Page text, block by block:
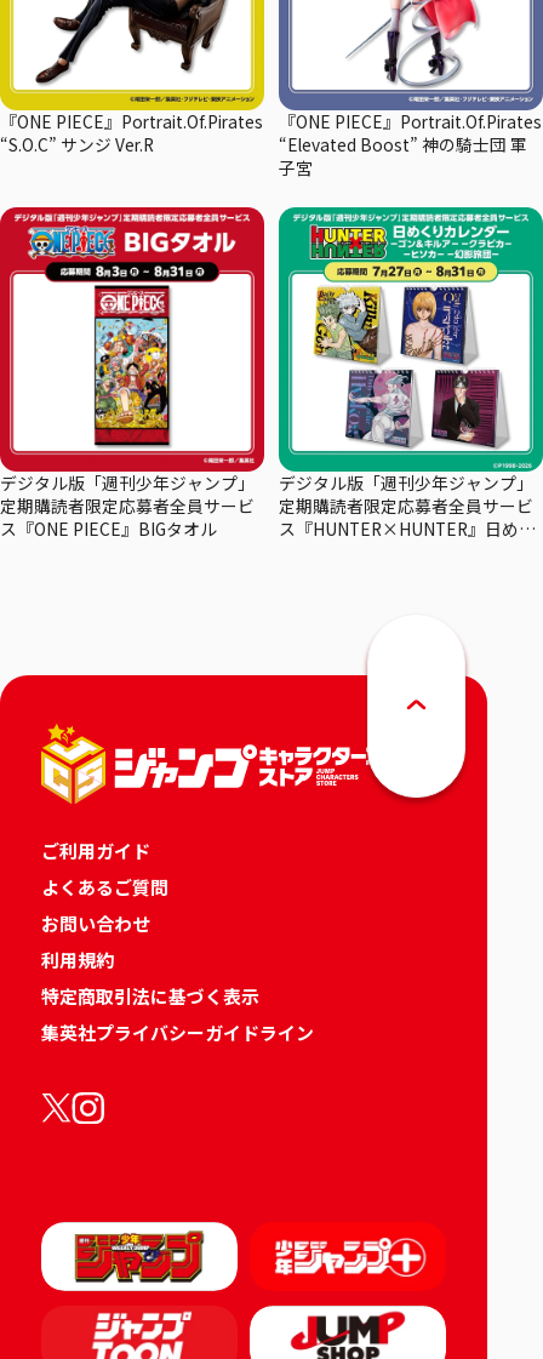
『ONE PIECE』Portrait.Of.Pirates
“S.O.C” サンジ Ver.R
『ONE PIECE』Portrait.Of.Pirates
“Elevated Boost” 神の騎士団 軍
子宮
デジタル版「週刊少年ジャンプ」
定期購読者限定応募者全員サービ
ス『ONE PIECE』BIGタオル
デジタル版「週刊少年ジャンプ」
定期購読者限定応募者全員サービ
ス『HUNTER×HUNTER』日めく
ご利用ガイド
よくあるご質問
お問い合わせ
利用規約
特定商取引法に基づく表示
集英社プライバシーガイドライン